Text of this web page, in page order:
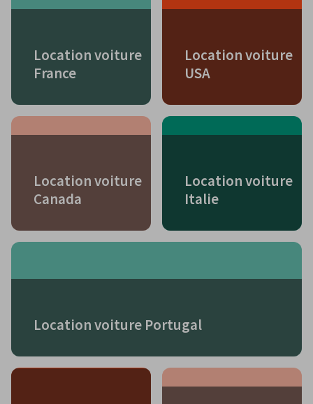
Location voiture
France
Location voiture
USA
Location voiture
Canada
Location voiture
Italie
Location voiture Portugal